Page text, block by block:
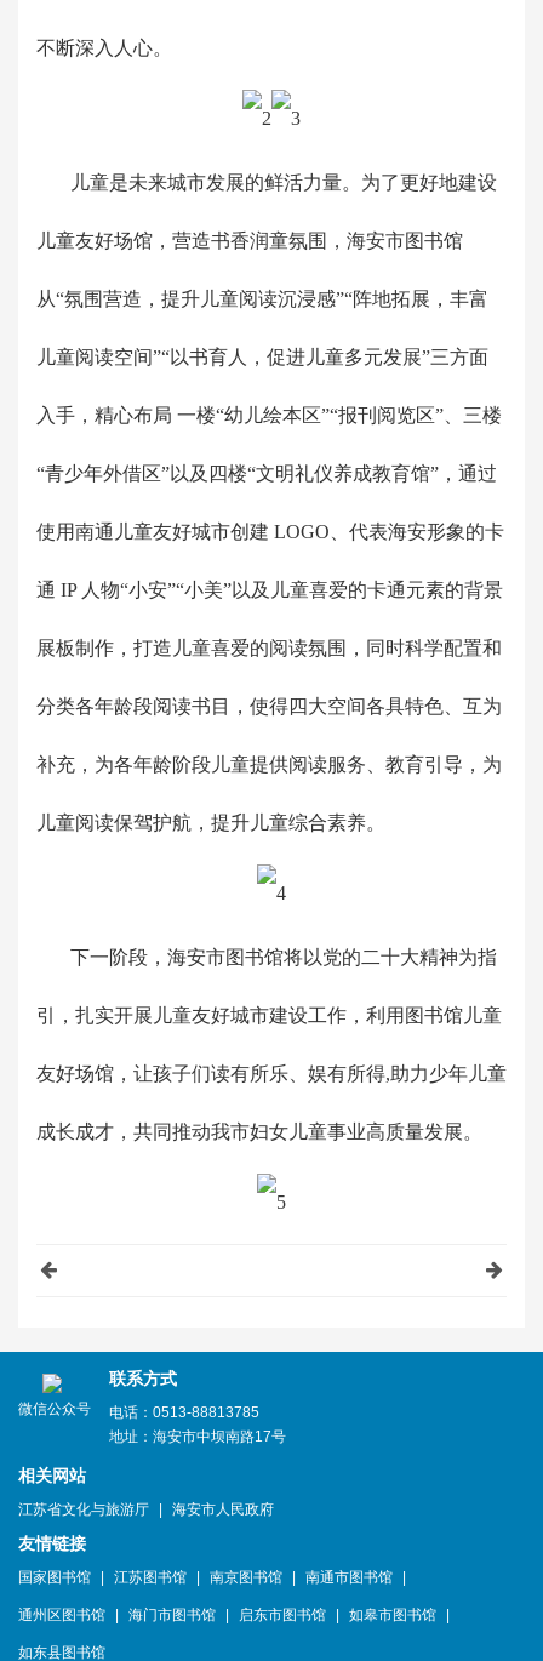
不断深入人心。
儿童是未来城市发展的鲜活力量。为了更好地建设
儿童友好场馆，营造书香润童氛围，海安市图书馆
从“氛围营造，提升儿童阅读沉浸感”“阵地拓展，丰富
儿童阅读空间”“以书育人，促进儿童多元发展”三方面
入手，精心布局 一楼“幼儿绘本区”“报刊阅览区”、三楼
“青少年外借区”以及四楼“文明礼仪养成教育馆”，通过
使用南通儿童友好城市创建 LOGO、代表海安形象的卡
通 IP 人物“小安”“小美”以及儿童喜爱的卡通元素的背景
展板制作，打造儿童喜爱的阅读氛围，同时科学配置和
分类各年龄段阅读书目，使得四大空间各具特色、互为
补充，为各年龄阶段儿童提供阅读服务、教育引导，为
儿童阅读保驾护航，提升儿童综合素养。
下一阶段，海安市图书馆将以党的二十大精神为指
引，扎实开展儿童友好城市建设工作，利用图书馆儿童
友好场馆，让孩子们读有所乐、娱有所得,助力少年儿童
成长成才，共同推动我市妇女儿童事业高质量发展。
微信公众号
联系方式
电话：0513-88813785
地址：海安市中坝南路17号
相关网站
江苏省文化与旅游厅 海安市人民政府
友情链接
国家图书馆 江苏图书馆 南京图书馆 南通市图书馆
通州区图书馆 海门市图书馆 启东市图书馆 如皋市图书馆
如东县图书馆